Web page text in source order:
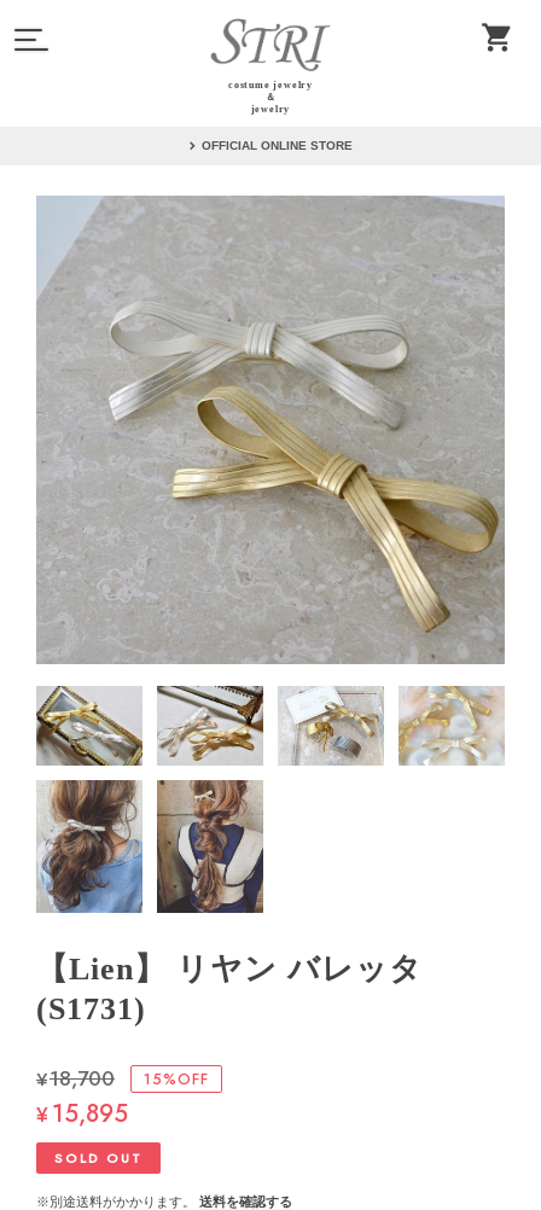
costume jewelry
＆
jewelry
OFFICIAL ONLINE STORE
【Lien】 リヤン バレッタ
(S1731)
¥18,700 15%OFF
¥15,895
SOLD OUT
※別途送料がかかります。
送料を確認する